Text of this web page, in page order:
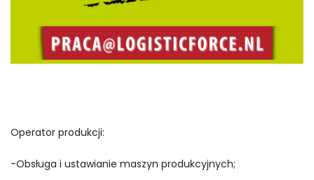
Operator produkcji:
-Obsługa i ustawianie maszyn produkcyjnych;